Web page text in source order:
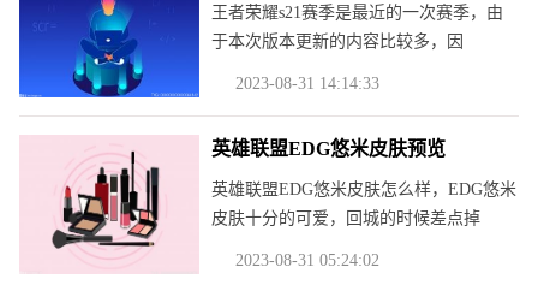
王者荣耀s21赛季是最近的一次赛季，由
于本次版本更新的内容比较多，因
2023-08-31 14:14:33
英雄联盟EDG悠米皮肤预览
英雄联盟EDG悠米皮肤怎么样，EDG悠米
皮肤十分的可爱，回城的时候差点掉
2023-08-31 05:24:02